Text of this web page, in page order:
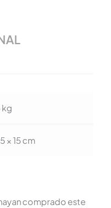
kg
× 15 cm
comprado este